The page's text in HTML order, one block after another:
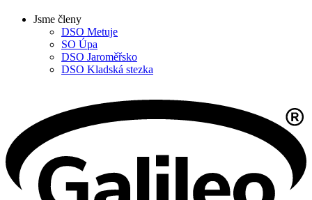
Jsme členy
DSO Metuje
SO Úpa
DSO Jaroměřsko
DSO Kladská stezka